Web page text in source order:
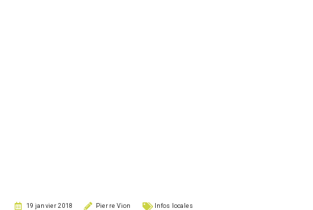
19 janvier 2018 Pierre Vion Infos locales